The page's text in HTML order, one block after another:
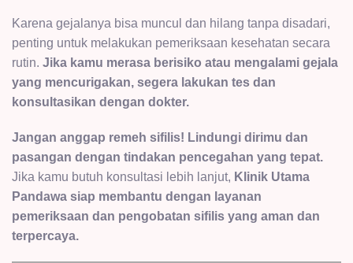
Karena gejalanya bisa muncul dan hilang tanpa disadari,
penting untuk melakukan pemeriksaan kesehatan secara
rutin. Jika kamu merasa berisiko atau mengalami gejala
yang mencurigakan, segera lakukan tes dan
konsultasikan dengan dokter.
Jangan anggap remeh sifilis! Lindungi dirimu dan
pasangan dengan tindakan pencegahan yang tepat.
Jika kamu butuh konsultasi lebih lanjut, Klinik Utama
Pandawa siap membantu dengan layanan
pemeriksaan dan pengobatan sifilis yang aman dan
terpercaya.